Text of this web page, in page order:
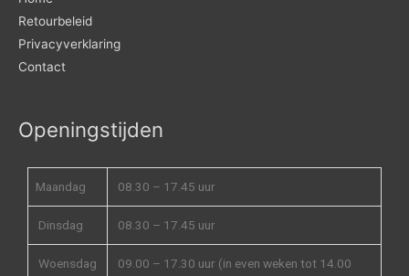
Retourbeleid
Privacyverklaring
Contact
Openingstijden
Maandag 08.30 – 17.45 uur
Dinsdag 08.30 – 17.45 uur
Woensdag
09.00 – 17.30 uur (in even weken tot 14.00